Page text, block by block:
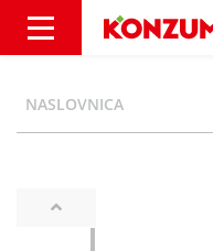
NASLOVNICA